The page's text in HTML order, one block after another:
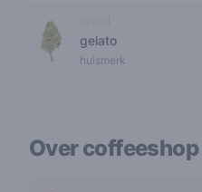
gelato
huismerk
Over coffeeshop